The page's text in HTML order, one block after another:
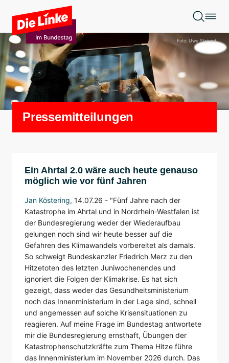
Zum Hauptinhalt springen
Foto: Uwe Steinert
Pressemitteilungen
Ein Ahrtal 2.0 wäre auch heute genauso
möglich wie vor fünf Jahren
Jan Köstering, 14.07.26 - "Fünf Jahre nach der
Katastrophe im Ahrtal und in Nordrhein-Westfalen ist
der Bundesregierung weder der Wiederaufbau
gelungen noch sind wir heute besser auf die
Gefahren des Klimawandels vorbereitet als damals.
So schweigt Bundeskanzler Friedrich Merz zu den
Hitzetoten des letzten Juniwochenendes und
ignoriert die Folgen der Klimakrise. Es hat sich
gezeigt, dass weder das Gesundheitsministerium
noch das Innenministerium in der Lage sind, schnell
und angemessen auf solche Krisensituationen zu
reagieren. Auf meine Frage im Bundestag antwortete
mir die Bundesregierung ernsthaft, Übungen der
Katastrophenschutzkräfte zum Thema Hitze führe
das Innenministerium im November 2026 durch. Das